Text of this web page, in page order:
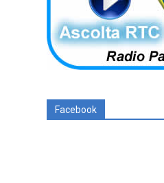
Facebook